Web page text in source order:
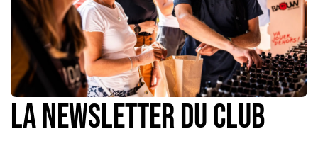
La newsletter du Club